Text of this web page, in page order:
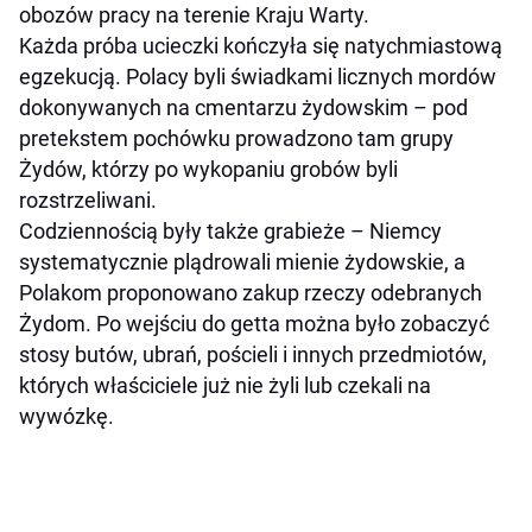
obozów pracy na terenie Kraju Warty.
Każda próba ucieczki kończyła się natychmiastową
egzekucją. Polacy byli świadkami licznych mordów
dokonywanych na cmentarzu żydowskim – pod
pretekstem pochówku prowadzono tam grupy
Żydów, którzy po wykopaniu grobów byli
rozstrzeliwani.
Codziennością były także grabieże – Niemcy
systematycznie plądrowali mienie żydowskie, a
Polakom proponowano zakup rzeczy odebranych
Żydom. Po wejściu do getta można było zobaczyć
stosy butów, ubrań, pościeli i innych przedmiotów,
których właściciele już nie żyli lub czekali na
wywózkę.